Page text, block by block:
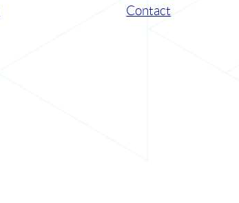
Contact